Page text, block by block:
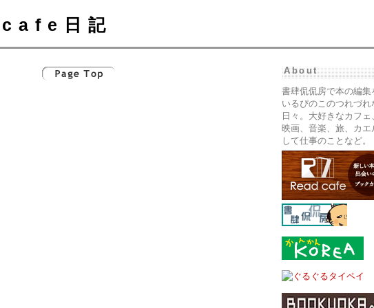
cafe日記
About
書肆侃侃房で本の編集
いるぴのこのつれづれ
日々。大好きなカフェ
映画、音楽、旅、カエ
して仕事のことなど。